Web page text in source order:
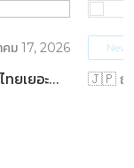
คม 17, 2026
ทยเยอะ
News
🇯🇵 ญี่ปุ่